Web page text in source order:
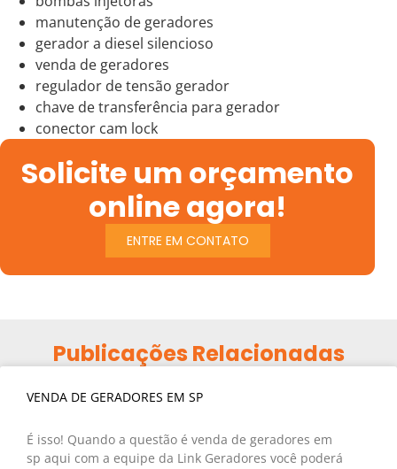
manutenção de geradores
gerador a diesel silencioso
venda de geradores
regulador de tensão gerador
chave de transferência para gerador
conector cam lock
Solicite um orçamento
online agora!
ENTRE EM CONTATO
Publicações Relacionadas
VENDA DE GERADORES EM SP
É isso! Quando a questão é venda de geradores em
sp aqui com a equipe da Link Geradores você poderá